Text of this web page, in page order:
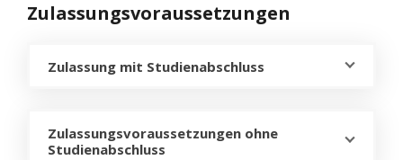
Zulassungsvoraussetzungen
Zulassung mit Studienabschluss
Zulassungsvoraussetzungen ohne
Studienabschluss